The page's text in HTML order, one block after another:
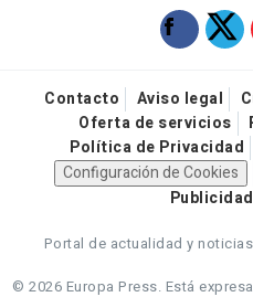
Contacto Aviso legal
Oferta de servicios
Política de Privacidad
Configuración de Cookies
Portal de actualidad y
© 2026 Europa Press. Está